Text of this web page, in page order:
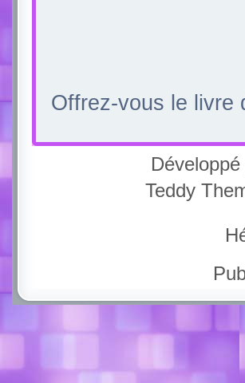
Offrez-vous le livre
Teddy